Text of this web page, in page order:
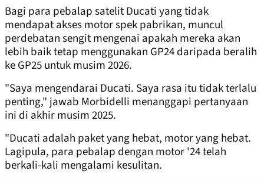
Bagi para pebalap satelit Ducati yang tidak
mendapat akses motor spek pabrikan, muncul
perdebatan sengit mengenai apakah mereka akan
lebih baik tetap menggunakan GP24 daripada beralih
ke GP25 untuk musim 2026.
"Saya mengendarai Ducati. Saya rasa itu tidak terlalu
penting," jawab Morbidelli menanggapi pertanyaan
ini di akhir musim 2025.
"Ducati adalah paket yang hebat, motor yang hebat.
Lagipula, para pebalap dengan motor '24 telah
berkali-kali mengalami kesulitan.